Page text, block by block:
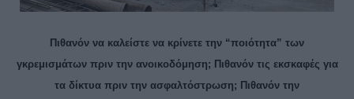
Πιθανόν να καλείστε να κρίνετε την “ποιότητα” των
γκρεμισμάτων πριν την ανοικοδόμηση; Πιθανόν τις εκσκαφές για
τα δίκτυα πριν την ασφαλτόστρωση; Πιθανόν την